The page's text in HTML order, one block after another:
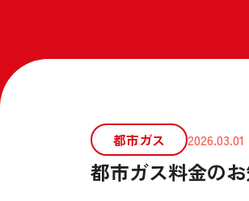
都市ガス 2026.03.01
都市ガス料金の